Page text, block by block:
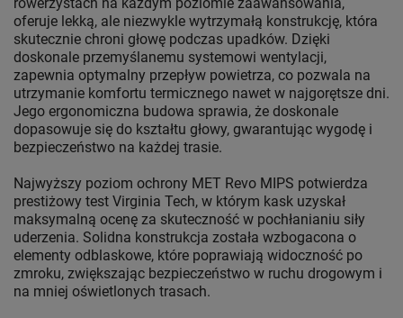
rowerzystach na każdym poziomie zaawansowania,
oferuje lekką, ale niezwykle wytrzymałą konstrukcję, która
skutecznie chroni głowę podczas upadków. Dzięki
doskonale przemyślanemu systemowi wentylacji,
zapewnia optymalny przepływ powietrza, co pozwala na
utrzymanie komfortu termicznego nawet w najgorętsze dni.
Jego ergonomiczna budowa sprawia, że doskonale
dopasowuje się do kształtu głowy, gwarantując wygodę i
bezpieczeństwo na każdej trasie.
Najwyższy poziom ochrony MET Revo MIPS potwierdza
prestiżowy test Virginia Tech, w którym kask uzyskał
maksymalną ocenę za skuteczność w pochłanianiu siły
uderzenia. Solidna konstrukcja została wzbogacona o
elementy odblaskowe, które poprawiają widoczność po
zmroku, zwiększając bezpieczeństwo w ruchu drogowym i
na mniej oświetlonych trasach.